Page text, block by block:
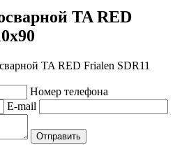
TA RED
TA RED Frialen SDR11
Номер телефона
E-mail
Отправить